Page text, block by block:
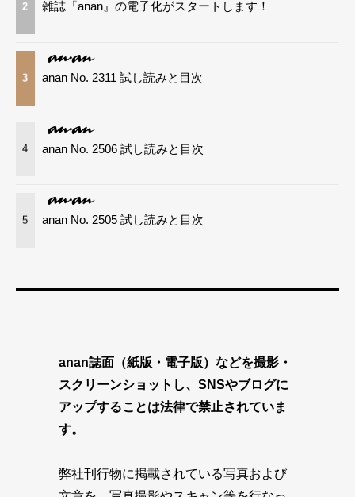
2 雑誌『anan』の電子化がスタートします！
3 anan No. 2311 試し読みと目次
4 anan No. 2506 試し読みと目次
5 anan No. 2505 試し読みと目次
anan誌面（紙版・電子版）などを撮影・
スクリーンショットし、SNSやブログに
アップすることは法律で禁止されていま
す。
弊社刊行物に掲載されている写真および